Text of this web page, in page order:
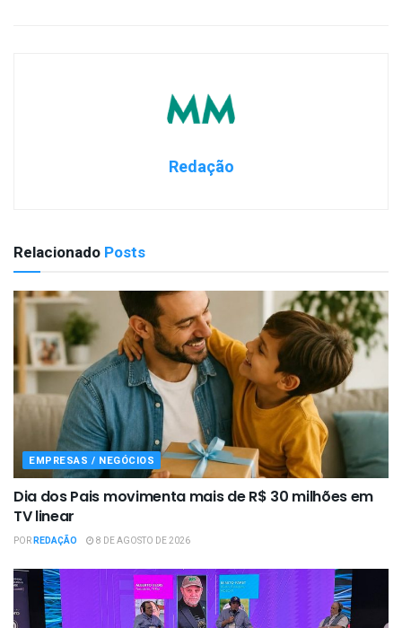
Redação
Relacionado Posts
EMPRESAS / NEGÓCIOS
Dia dos Pais movimenta mais de R$ 30 milhões em
TV linear
PORREDAÇÃO 8 DE AGOSTO DE 2026